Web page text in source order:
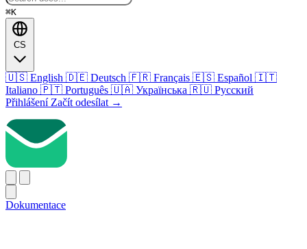
⌘K
CS
🇺🇸 English 🇩🇪 Deutsch 🇫🇷 Français 🇪🇸 Español 🇮🇹
Italiano 🇵🇹 Português 🇺🇦 Українська 🇷🇺 Русский
Přihlášení Začít odesílat →
Dokumentace